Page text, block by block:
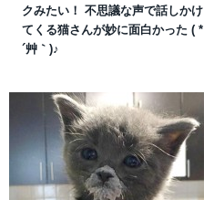
クみたい！ 不思議な声で話しかけ
てくる猫さんが妙に面白かった ( *
´艸｀)♪